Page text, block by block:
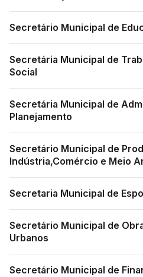
Secretário Municipal de
Secretária Municipal de
Social
Secretária Municipal de
Planejamento
Secretário Municipal de
Indústria,Comércio e Meio
Secretaria Municipal de
Secretário Municipal de
Urbanos
Secretário Municipal de